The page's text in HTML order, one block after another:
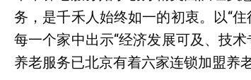
务，是千禾人始终如一的初衷。以“
每一个家中出示“经济发展可及、技
养老服务已北京有着六家连锁加盟养